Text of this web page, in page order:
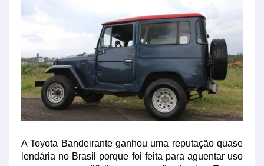
A Toyota Bandeirante ganhou uma reputação quase
lendária no Brasil porque foi feita para aguentar uso